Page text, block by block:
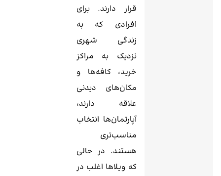
قرار دارند. برای
افرادی که به
زندگی شهری
نزدیک به مراکز
خرید، کافه‌ها و
مکان‌های دیدنی
علاقه دارند،
آپارتمان‌ها انتخاب
مناسب‌تری
هستند. در حالی
که ویلاها اغلب در